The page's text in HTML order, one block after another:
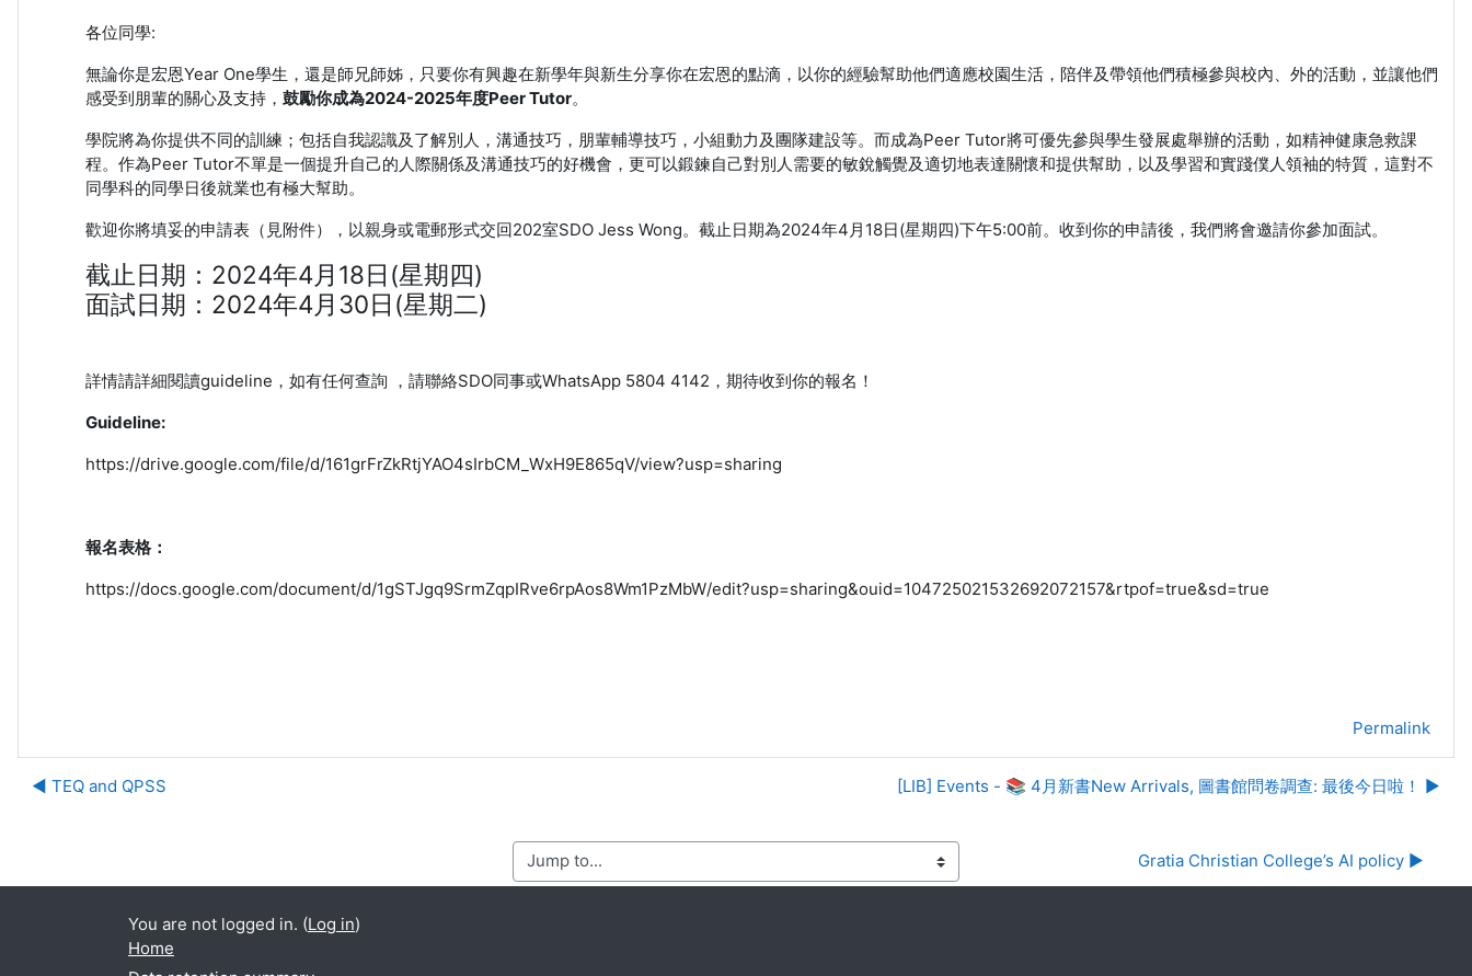
各位同學:
無論你是宏恩Year One學生，還是師兄師姊，只要你有興趣在新學年與新生分享你在宏恩的點滴，以你的經驗幫助他們適應校園生活，陪伴及帶領他們積極參與校內、外的活動，並讓他們
感受到朋輩的關心及支持， 鼓勵你成為2024-2025年度Peer Tutor。
學院將為你提供不同的訓練；包括自我認識及了解別人，溝通技巧，朋輩輔導技巧，小組動力及團隊建設等。而成為Peer Tutor將可優先參與學生發展處舉辦的活動，如精神健康急救課
程。作為Peer Tutor不單是一個提升自己的人際關係及溝通技巧的好機會，更可以鍛鍊自己對別人需要的敏銳觸覺及適切地表達關懷和提供幫助，以及學習和實踐僕人領袖的特質，這對不
同學科的同學日後就業也有極大幫助。
歡迎你將填妥的申請表（見附件），以親身或電郵形式交回202室SDO Jess Wong。截止日期為2024年4月18日(星期四)下午5:00前。收到你的申請後，我們將會邀請你參加面試。
截止日期：2024年4月18日(星期四)
面試日期：2024年4月30日(星期二)
詳情請詳細閱讀guideline，如有任何查詢 ，請聯絡SDO同事或WhatsApp 5804 4142，期待收到你的報名！
Guideline:
https://drive.google.com/file/d/161grFrZkRtjYAO4sIrbCM_WxH9E865qV/view?usp=sharing
報名表格：
https://docs.google.com/document/d/1gSTJgq9SrmZqpIRve6rpAos8Wm1PzMbW/edit?usp=sharing&ouid=104725021532692072157&rtpof=true&sd=true
Permalink
◀︎ TEQ and QPSS [LIB] Events - 📚 4月新書New Arrivals, 圖書館問卷調查: 最後今日啦！ ▶︎
Jump to... Gratia Christian College’s AI policy ▶︎
You are not logged in. (Log in)
Home